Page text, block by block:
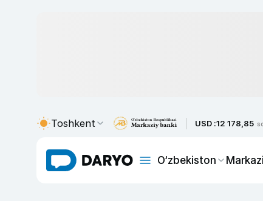
Toshkent USD :12 178,85
O‘zbekiston